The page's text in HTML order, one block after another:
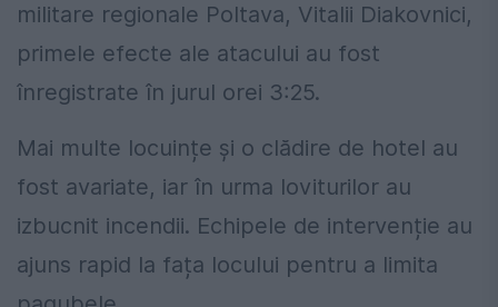
militare regionale Poltava, Vitalii Diakovnici,
primele efecte ale atacului au fost
înregistrate în jurul orei 3:25.
Mai multe locuințe și o clădire de hotel au
fost avariate, iar în urma loviturilor au
izbucnit incendii. Echipele de intervenție au
ajuns rapid la fața locului pentru a limita